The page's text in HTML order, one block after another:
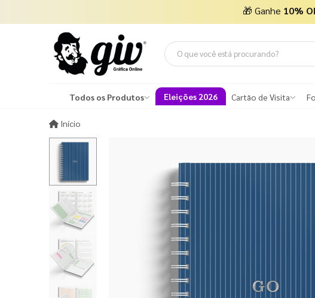
🎁 Ganhe 10%
Todos os Produtos Eleições 2026 Cartão de Visita
Início